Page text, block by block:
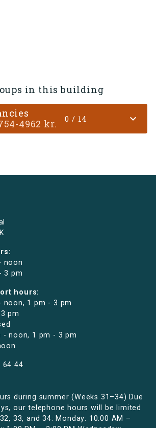
in this building
4962 kr. 0 / 14 expand_more
noon
3 pm
hours:
noon, 1 pm - 3 pm
pm
- noon, 1 pm - 3 pm
64 44
during summer (Weeks 31–34) Due
our telephone hours will be limited
33, and 34: Monday: 10:00 AM –